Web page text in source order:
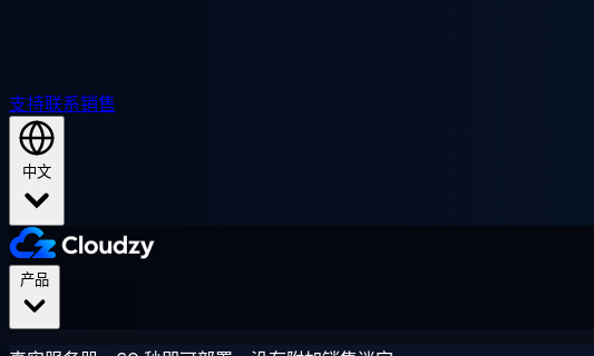
支持联系销售
中文